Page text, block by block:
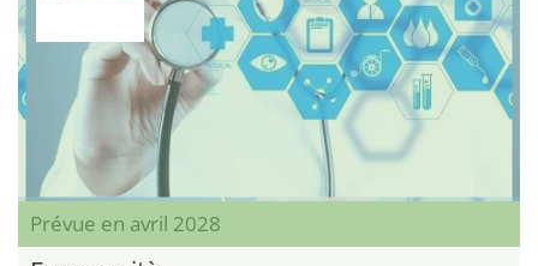
Prévue en avril 2028